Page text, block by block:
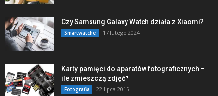
Czy Samsung Galaxy Watch działa z Xiaomi?
Smartwatche 17 lutego 2024
Karty pamięci do aparatów fotograficznych –
ile zmieszczą zdjęć?
Fotografia 22 lipca 2015